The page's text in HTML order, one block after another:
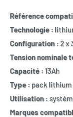
Référence
Technologie :
Configuration :2 x
Tension nominale
Capacité :13Ah
Type : pack lithium
Utilisation :
Marques